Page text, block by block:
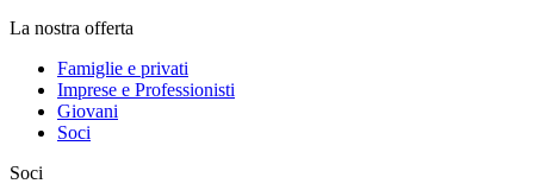
La nostra offerta
Famiglie e privati
Imprese e Professionisti
Giovani
Soci
Soci